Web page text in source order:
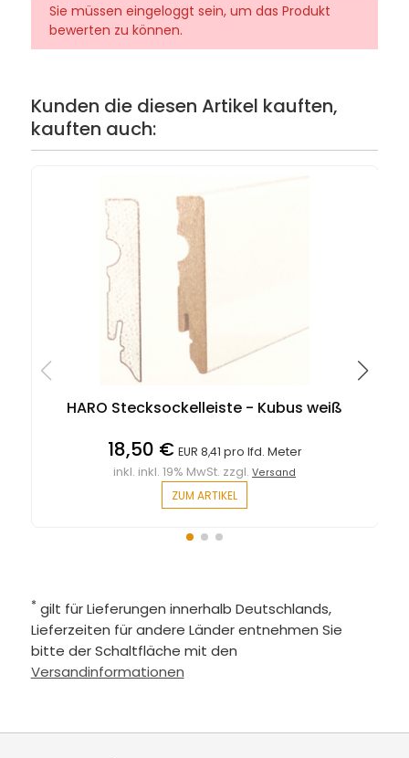
Sie müssen eingeloggt sein, um das Produkt
bewerten zu können.
Kunden die diesen Artikel kauften,
kauften auch:
HARO Stecksockelleiste - Kubus weiß
18,50 € EUR 8,41 pro lfd. Meter
inkl. inkl. 19% MwSt. zzgl.Versand
ZUM ARTIKEL
* gilt für Lieferungen innerhalb Deutschlands,
Lieferzeiten für andere Länder entnehmen Sie
bitte der Schaltfläche mit den
Versandinformationen